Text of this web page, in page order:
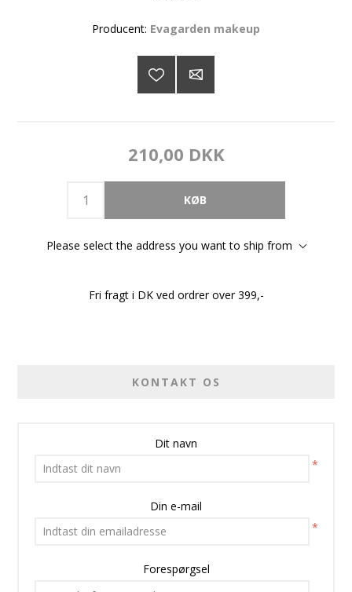
Producent: Evagarden makeup
210,00 DKK
Please select the address you want to ship from
Fri fragt i DK ved ordrer over 399,-
KONTAKT OS
Dit navn
*
Din e-mail
*
Forespørgsel